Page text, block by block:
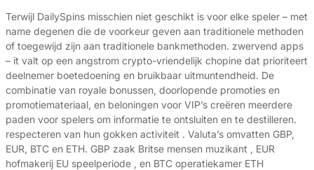
Terwijl DailySpins misschien niet geschikt is voor elke speler – met
name degenen die de voorkeur geven aan traditionele methoden
of toegewijd zijn aan traditionele bankmethoden. zwervend apps
– it valt op een angstrom crypto-vriendelijk chopine dat prioriteert
deelnemer boetedoening en bruikbaar uitmuntendheid. De
combinatie van royale bonussen, doorlopende promoties en
promotiemateriaal, en beloningen voor VIP’s creëren meerdere
paden voor spelers om informatie te ontsluiten en te destilleren.
respecteren van hun gokken activiteit . Valuta’s omvatten GBP,
EUR, BTC en ETH. GBP zaak Britse mensen muzikant , EUR
hofmakerij EU speelperiode , en BTC operatiekamer ETH